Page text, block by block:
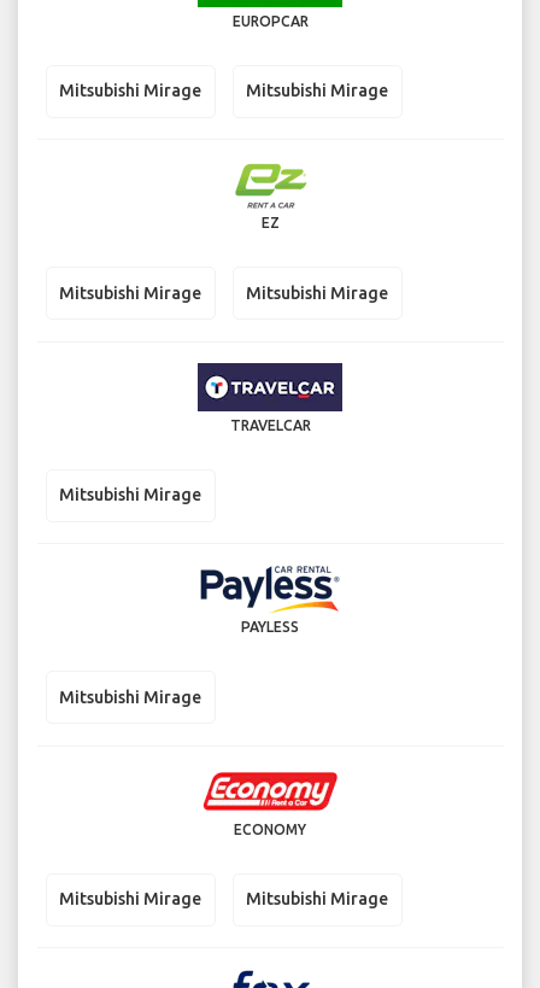
EUROPCAR
Mitsubishi Mirage Mitsubishi Mirage
EZ
Mitsubishi Mirage Mitsubishi Mirage
TRAVELCAR
Mitsubishi Mirage
PAYLESS
Mitsubishi Mirage
ECONOMY
Mitsubishi Mirage Mitsubishi Mirage